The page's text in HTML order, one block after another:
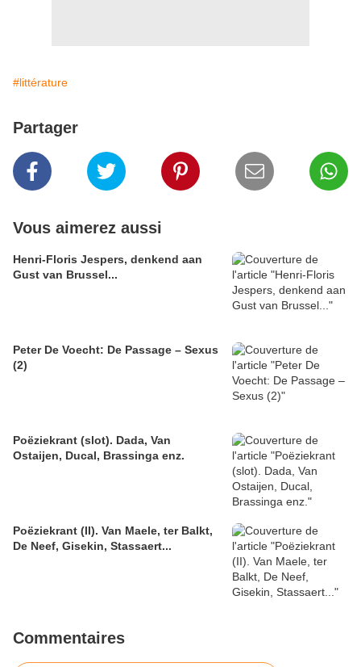
#littérature
Partager
Vous aimerez aussi
Henri-Floris Jespers, denkend aan
Gust van Brussel...
Peter De Voecht: De Passage – Sexus
(2)
Poëziekrant (slot). Dada, Van
Ostaijen, Ducal, Brassinga enz.
Poëziekrant (II). Van Maele, ter Balkt,
De Neef, Gisekin, Stassaert...
Commentaires